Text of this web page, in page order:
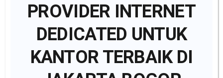
PROVIDER INTERNET
DEDICATED UNTUK
KANTOR TERBAIK DI